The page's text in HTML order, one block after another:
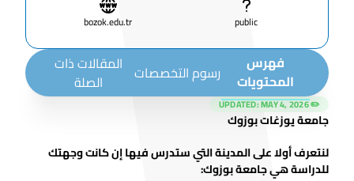
public
bozok.edu.tr
فهرس
المحتويات
رسوم التخصصات المقالات ذات
الصلة
✏️ UPDATED:
MAY 4, 2026
جامعة يوزغات بوزوك
لنتعرف أولا على المدينة التي ستدرس فيها إن كانت وجهتك
للدراسة هي جامعة بوزوك: